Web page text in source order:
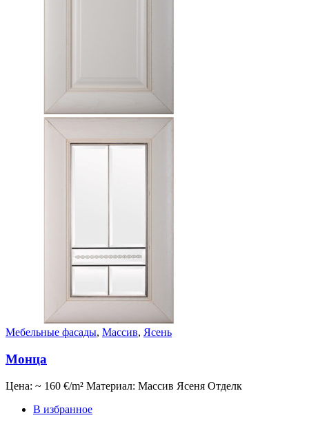
Мебельные фасады, Массив, Ясень
Монца
Цена: ~ 160 €/m² Материал: Массив Ясеня Отделк
В избранное